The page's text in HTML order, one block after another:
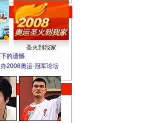
圣火到我家
的遗憾
2008奥运·冠军论坛